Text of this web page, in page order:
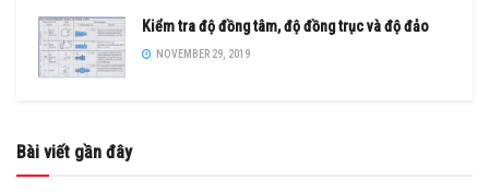
Kiểm tra độ đồng tâm, độ đồng trục và độ đảo
NOVEMBER 29, 2019
Bài viết gần đây